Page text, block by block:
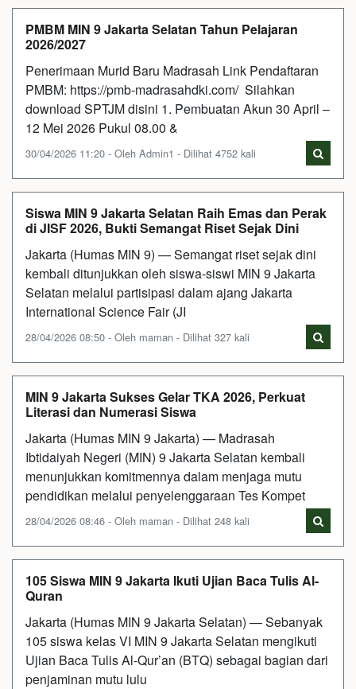
PMBM MIN 9 Jakarta Selatan Tahun Pelajaran
2026/2027
Penerimaan Murid Baru Madrasah Link Pendaftaran
PMBM: https://pmb-madrasahdki.com/ Silahkan
download SPTJM disini 1. Pembuatan Akun 30 April –
12 Mei 2026 Pukul 08.00 &
30/04/2026 11:20 - Oleh Admin1 - Dilihat 4752 kali
Siswa MIN 9 Jakarta Selatan Raih Emas dan Perak
di JISF 2026, Bukti Semangat Riset Sejak Dini
Jakarta (Humas MIN 9) — Semangat riset sejak dini
kembali ditunjukkan oleh siswa-siswi MIN 9 Jakarta
Selatan melalui partisipasi dalam ajang Jakarta
International Science Fair (JI
28/04/2026 08:50 - Oleh maman - Dilihat 327 kali
MIN 9 Jakarta Sukses Gelar TKA 2026, Perkuat
Literasi dan Numerasi Siswa
Jakarta (Humas MIN 9 Jakarta) — Madrasah
Ibtidaiyah Negeri (MIN) 9 Jakarta Selatan kembali
menunjukkan komitmennya dalam menjaga mutu
pendidikan melalui penyelenggaraan Tes Kompet
28/04/2026 08:46 - Oleh maman - Dilihat 248 kali
105 Siswa MIN 9 Jakarta Ikuti Ujian Baca Tulis Al-
Quran
Jakarta (Humas MIN 9 Jakarta Selatan) — Sebanyak
105 siswa kelas VI MIN 9 Jakarta Selatan mengikuti
Ujian Baca Tulis Al-Qur’an (BTQ) sebagai bagian dari
penjaminan mutu lulu